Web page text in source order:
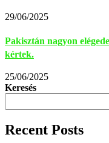
29/06/2025
Pakisztán nagyon
kértek.
25/06/2025
Keresés
Recent Posts